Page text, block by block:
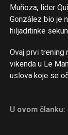
Muñoza; lider
González bio je
hiljaditinke
Ovaj prvi
vikenda u Le
uslova koje se
U ovom članku: